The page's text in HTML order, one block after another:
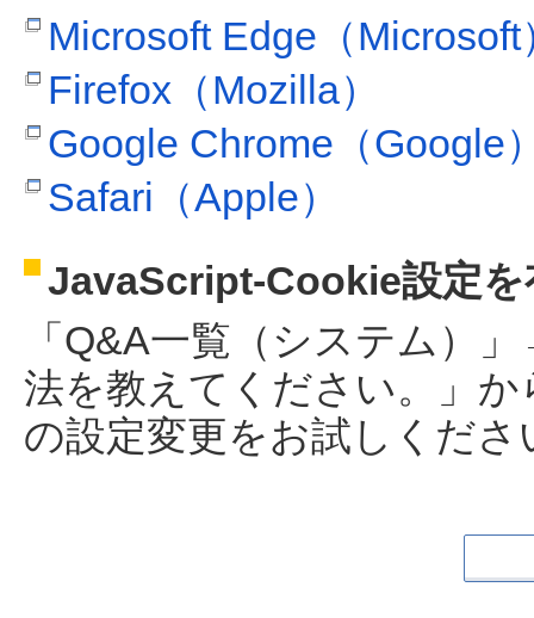
Microsoft Edge（Microsoft
Firefox（Mozilla）
Google Chrome（Google
Safari（Apple）
JavaScript-Cookie設定を
「Q&A一覧（システム）
法を教えてください。」
の設定変更をお試しくださ